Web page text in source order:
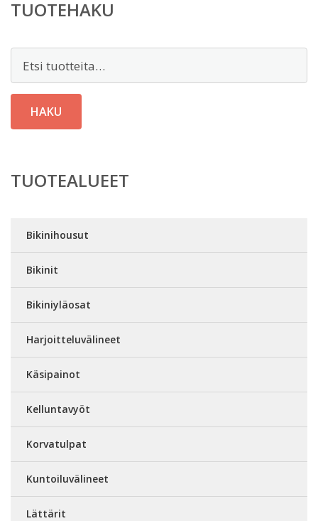
TUOTEHAKU
HAKU
TUOTEALUEET
Bikinihousut
Bikinit
Bikiniyläosat
Harjoitteluvälineet
Käsipainot
Kelluntavyöt
Korvatulpat
Kuntoiluvälineet
Lättärit